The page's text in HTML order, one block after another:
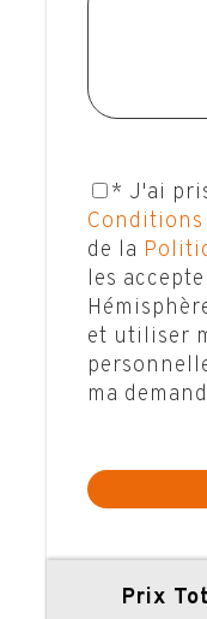
* J'ai
Conditions
de la
les
et utiliser
ma
Prix
vous garantit un
mesure dans la
inoubliable !